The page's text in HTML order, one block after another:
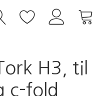
H3, til
c-fold